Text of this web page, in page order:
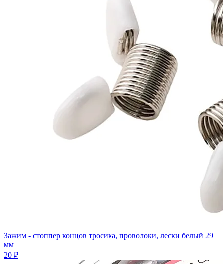
Зажим - стоппер концов тросика, проволоки, лески белый 29
мм
20 ₽